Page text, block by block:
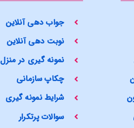
جواب دهی آنلاین
نوبت دهی آنلاین
نمونه گیری در منزل
چکاپ سازمانی
شرایط نمونه گیری
سوالات پرتکرار